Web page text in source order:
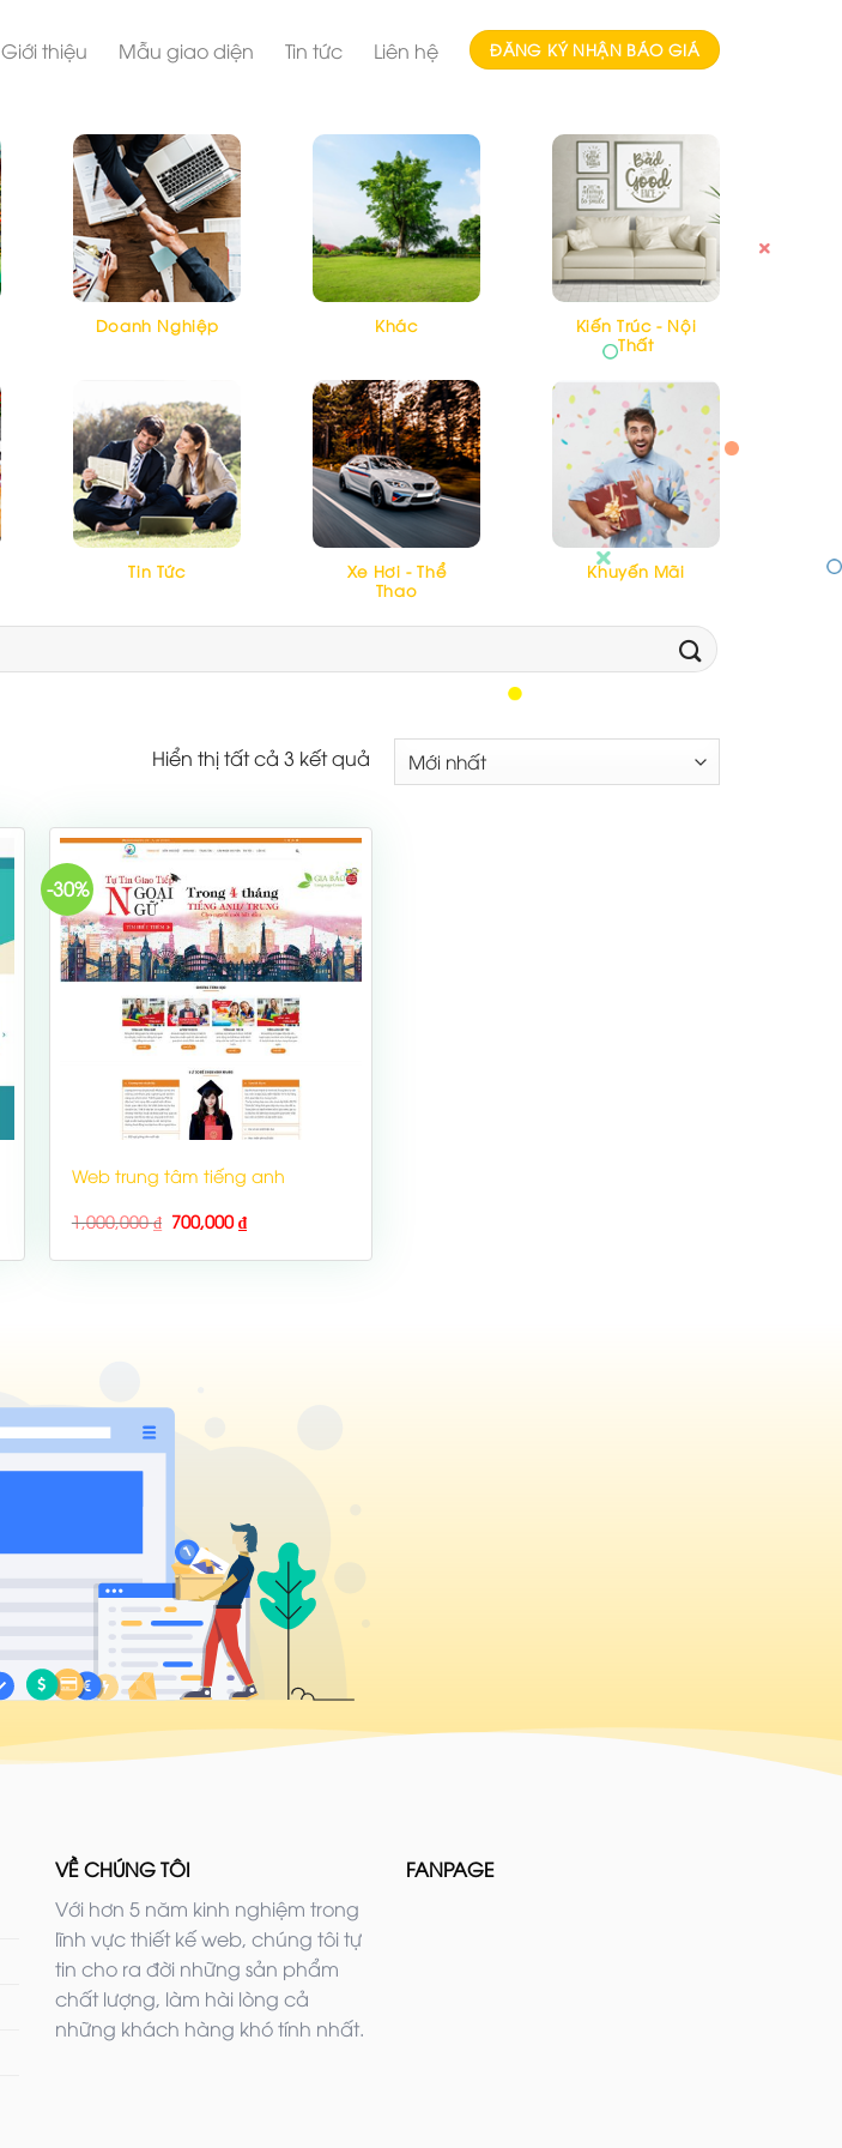
Giới thiệu Mẫu giao diện Tin tức Liên hệ ĐĂNG KÝ NHẬN BÁO GIÁ
Doanh Nghiệp Khác
Kiến Trúc - Nội
Thất
Tin Tức
Xe Hơi - Thể
Thao
Khuyến Mãi
Hiển thị tất cả 3 kết quả
-30%
Web trung tâm tiếng anh
1,000,000₫ 700,000₫
VỀ CHÚNG TÔI
Với hơn 5 năm kinh nghiệm trong
lĩnh vực thiết kế web, chúng tôi tự
tin cho ra đời những sản phẩm
chất lượng, làm hài lòng cả
những khách hàng khó tính nhất.
FANPAGE